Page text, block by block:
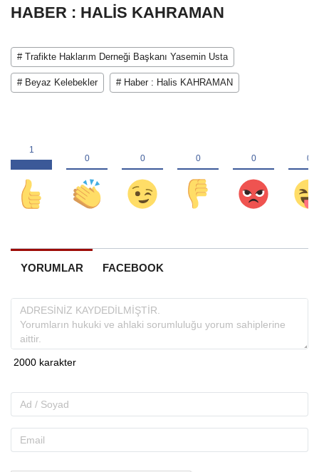
HABER : HALİS KAHRAMAN
# Trafikte Haklarım Derneği Başkanı Yasemin Usta
# Beyaz Kelebekler # Haber : Halis KAHRAMAN
YORUMLAR FACEBOOK